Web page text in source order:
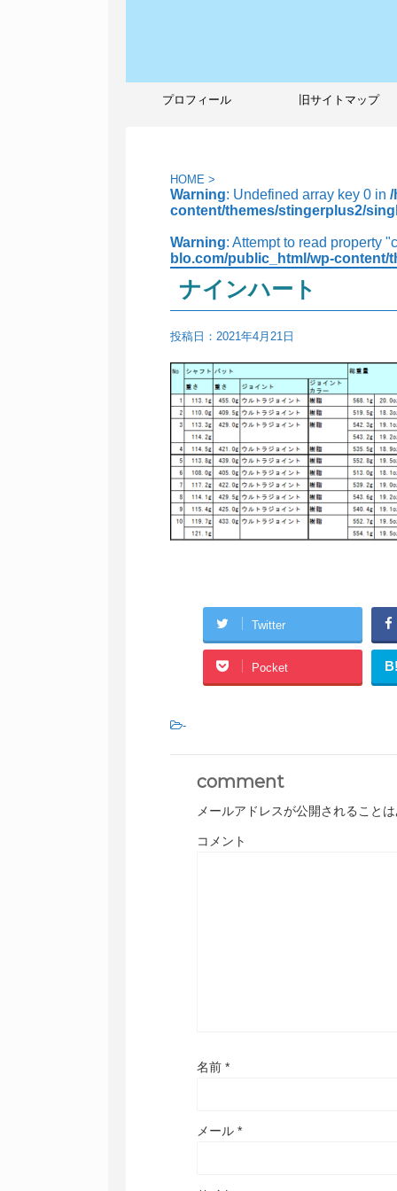
プロフィール 旧サイトマップ
HOME >
Warning: Undefined array key 0 in /
content/themes/stingerplus2/
Warning: Attempt to read property
blo.com/public_html/wp-
ナインハート
投稿日： 2021年4月21日
Twitter
Pocket
-
comment
メールアドレスが公開されること
コメント
名前 *
メール *